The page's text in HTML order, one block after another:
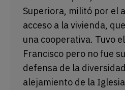
Superiora, militó por el
acceso a la vivienda,
una cooperativa. Tuvo
Francisco pero no fue
defensa de la
alejamiento de la